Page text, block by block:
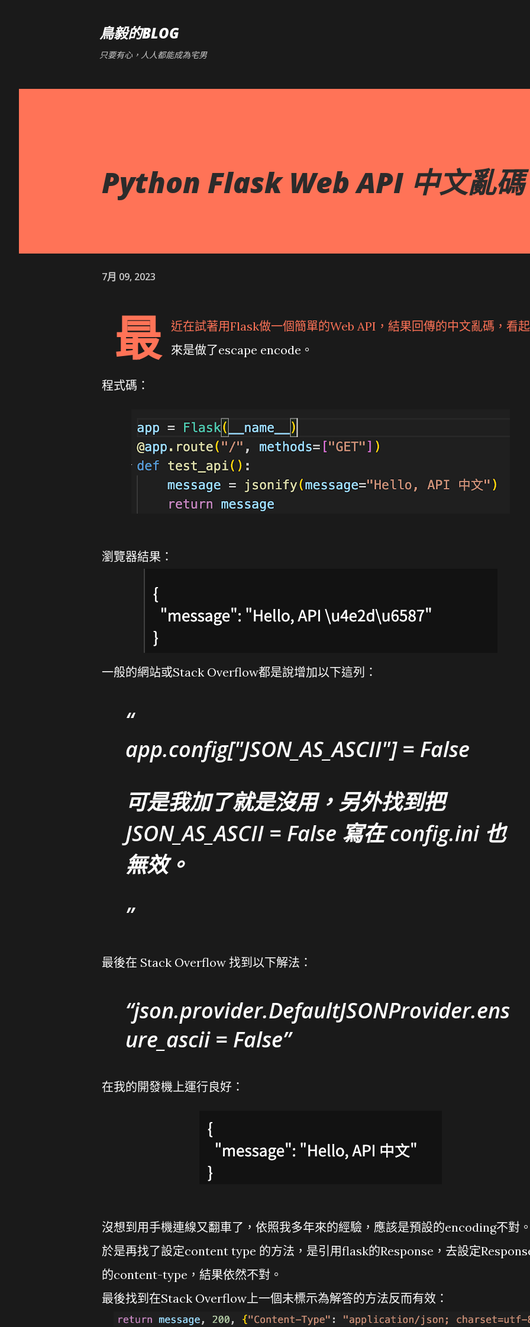
鳥毅的BLOG
只要有心，人人都能成為宅男
Python Flask Web API 中文亂碼
7月 09, 2023
最 近在試著用Flask做一個簡單的Web API，結果回傳的中文亂碼，看起
來是做了escape encode。
程式碼：
瀏覽器結果：
一般的網站或Stack Overflow都是說增加以下這列：
app.config["JSON_AS_ASCII"] = False
可是我加了就是沒用，另外找到把
JSON_AS_ASCII = False 寫在 config.ini 也
無效。
最後在 Stack Overflow 找到以下解法：
json.provider.DefaultJSONProvider.ens
ure_ascii = False
在我的開發機上運行良好：
沒想到用手機連線又翻車了，依照我多年來的經驗，應該是預設的encoding不對
於是再找了設定content type 的方法，是引用flask的Response，去設定
的content-type，結果依然不對。
最後找到在Stack Overflow上一個未標示為解答的方法反而有效：